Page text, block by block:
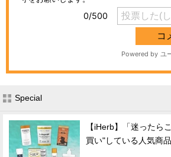
Special
【iHerb】「迷ったら
買い"している人気商品